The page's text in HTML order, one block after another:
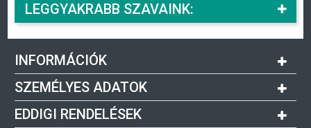
LEGGYAKRABB SZAVAINK:
INFORMÁCIÓK
SZEMÉLYES ADATOK
EDDIGI RENDELÉSEK